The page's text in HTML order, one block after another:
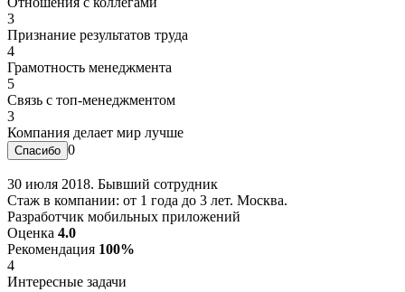
3
Признание результатов труда
4
Грамотность менеджмента
5
Связь с топ-менеджментом
3
Компания делает мир лучше
0
30 июля 2018. Бывший сотрудник
Стаж в компании: от 1 года до 3 лет. Москва.
Разработчик мобильных приложений
Оценка 4.0
Рекомендация 100%
4
Интересные задачи